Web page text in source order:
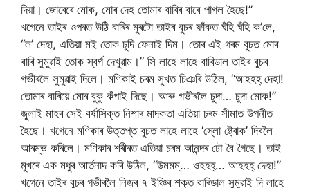
দিয়া। জোৰেৰে মোক, মোৰ দেহ তোমাৰ বাৰিৰ বাবে পাগল হৈছে!”
খগেনে তাইৰ ওপৰত উঠি বাৰিৰ মুৰটো তাইৰ বুচৰ ফাঁকত ঘঁহি ঘঁহি ক’লে,
“ল’ দেহা, এতিয়া মই তোক চুদি ফেনাই দিম। তোৰ এই গৰম বুচত মোৰ
বাৰি সুমুৱাই তোক স্বৰ্গ দেখুৱাম।” সি লাহে লাহে বাৰিডাল তাইৰ বুচৰ
গভীৰলৈ সুমুৱাই দিলে। মণিকাই চৰম সুখত চিঞৰি উঠিল, “আহহহ্ দেহা!
তোমাৰ বাৰিয়ে মোৰ বুকু কঁপাই দিছে। আৰু গভীৰলৈ চুদা… চুদা মোক!”
জুলাই মাহৰ সেই বৰ্ষাসিক্ত নিশাৰ মাদকতা এতিয়া চৰম সীমাত উপনীত
হৈছে। খগেনে মণিকাৰ উত্তপ্ত বুচত লাহে লাহে ‘স্লো ষ্ট্ৰোক’ দিবলৈ
আৰম্ভ কৰিলে। মণিকাৰ শৰীৰত এতিয়া চৰম আনন্দৰ ঢৌ বৈ গৈছে। তাই
মুখৰে এক মধুৰ আৰ্তনাদ কৰি উঠিল, “উমমম্… ওহহহ্… আহহহ্ দেহা!”
খগেনে তাইৰ বুচৰ গভীৰলৈ নিজৰ ৭ ইঞ্চিৰ শক্ত বাৰিডাল সুমুৱাই দি লাহে